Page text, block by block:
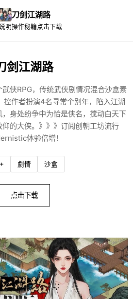
刀剑江湖路
明操作秘籍点击下载
剑江湖路
武侠RPG，传统武侠剧情况混合沙盒素
控作者扮演4名寻常个别年，陷入江湖
身处纷争中为恰是侠名，搅动白天下
的大侠。》》》订阅创朝工坊流行
体验倍增！
劇情 沙盒
点击下载